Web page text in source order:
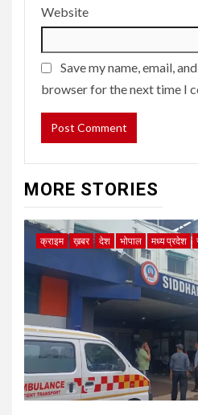
Website
Save my name, email,
browser for the next time I
MORE STORIES
क्राइम ख़बर देश भोपाल मध्य प्रदेश